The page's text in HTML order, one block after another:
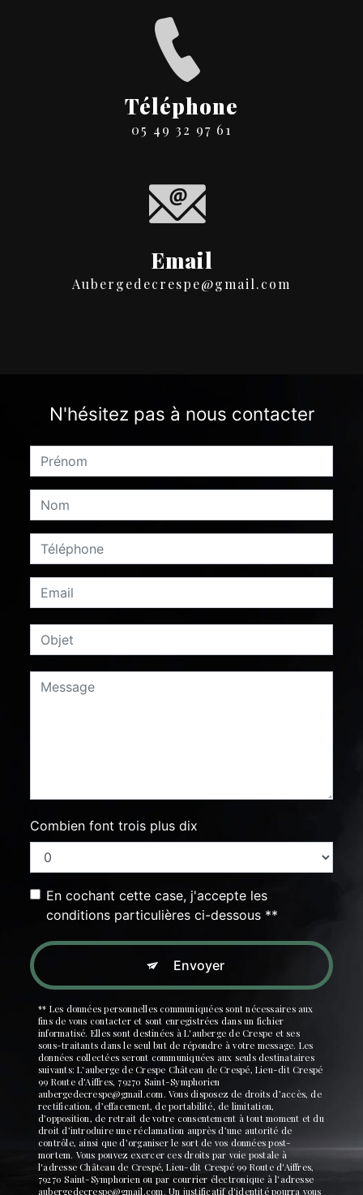
Téléphone
05 49 32 97 61
Email
aubergedecrespe@gmail.com
N'hésitez pas à nous contacter
Combien font trois plus dix
En cochant cette case, j'accepte les
conditions particulières ci-dessous **
Envoyer
** Les données personnelles communiquées sont nécessaires aux
fins de vous contacter et sont enregistrées dans un fichier
informatisé. Elles sont destinées à L'auberge de Crespe et ses
sous-traitants dans le seul but de répondre à votre message. Les
données collectées seront communiquées aux seuls destinataires
suivants: L'auberge de Crespe Château de Crespé, Lieu-dit Crespé
99 Route d'Aiffres, 79270 Saint-Symphorien
aubergedecrespe@gmail.com. Vous disposez de droits d’accès, de
rectification, d’effacement, de portabilité, de limitation,
d’opposition, de retrait de votre consentement à tout moment et du
droit d’introduire une réclamation auprès d’une autorité de
contrôle, ainsi que d’organiser le sort de vos données post-
mortem. Vous pouvez exercer ces droits par voie postale à
l'adresse Château de Crespé, Lieu-dit Crespé 99 Route d'Aiffres,
79270 Saint-Symphorien ou par courrier électronique à l'adresse
aubergedecrespe@gmail.com. Un justificatif d'identité pourra vous